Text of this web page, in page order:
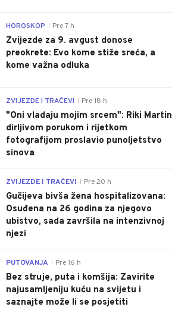
HOROSKOP Pre 7 h
Zvijezde za 9. avgust donose
preokrete: Evo kome stiže sreća, a
kome važna odluka
ZVIJEZDE I TRAČEVI Pre 18 h
"Oni vladaju mojim srcem": Riki Martin
dirljivom porukom i rijetkom
fotografijom proslavio punoljetstvo
sinova
ZVIJEZDE I TRAČEVI Pre 20 h
Gučijeva bivša žena hospitalizovana:
Osuđena na 26 godina za njegovo
ubistvo, sada završila na intenzivnoj
njezi
PUTOVANJA Pre 16 h
Bez struje, puta i komšija: Zavirite
najusamljeniju kuću na svijetu i
saznajte može li se posjetiti